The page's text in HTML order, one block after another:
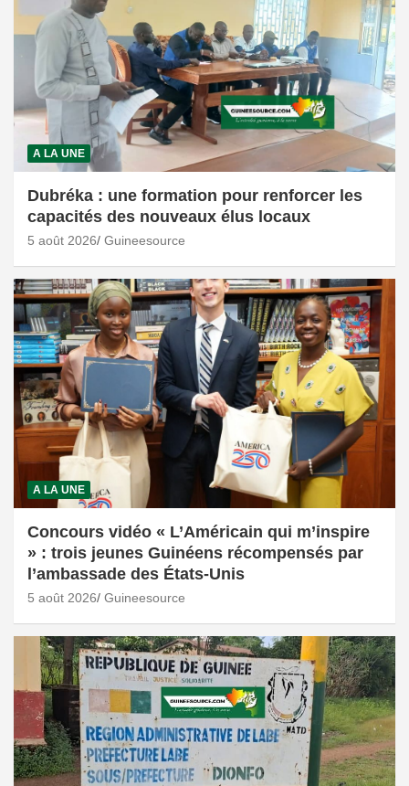
A LA UNE
Dubréka : une formation pour renforcer les
capacités des nouveaux élus locaux
5 août 2026 Guineesource
A LA UNE
Concours vidéo « L’Américain qui m’inspire
» : trois jeunes Guinéens récompensés par
l’ambassade des États-Unis
5 août 2026 Guineesource